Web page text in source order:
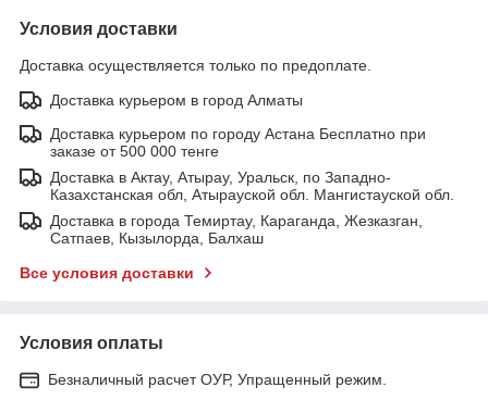
Условия доставки
Доставка осуществляется только по предоплате.
Доставка курьером в город Алматы
Доставка курьером по городу Астана Бесплатно при
заказе от 500 000 тенге
Доставка в Актау, Атырау, Уральск, по Западно-
Казахстанская обл, Атырауской обл. Мангистауской обл.
Доставка в города Темиртау, Караганда, Жезказган,
Сатпаев, Кызылорда, Балхаш
Все условия доставки
Условия оплаты
Безналичный расчет ОУР, Упращенный режим.